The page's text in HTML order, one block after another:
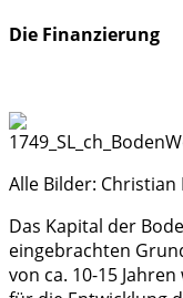
Die Finanzierung
Alle Bilder: Christian
Das Kapital der
eingebrachten
von ca. 10-15